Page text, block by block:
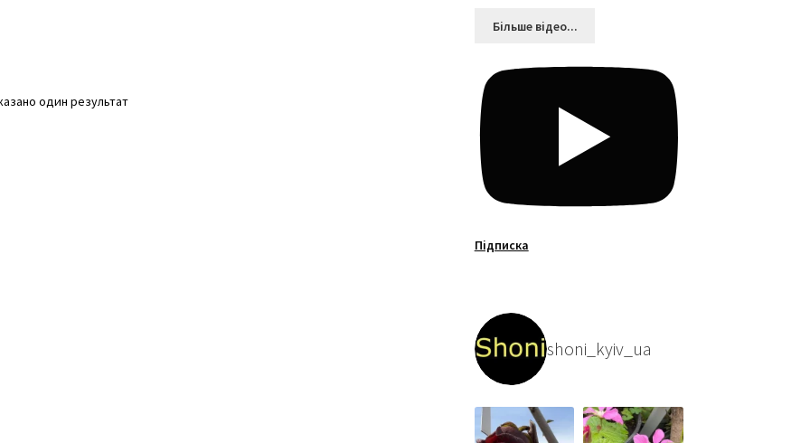
один результат
Більшe відео...
Підписка
shoni_kyiv_ua